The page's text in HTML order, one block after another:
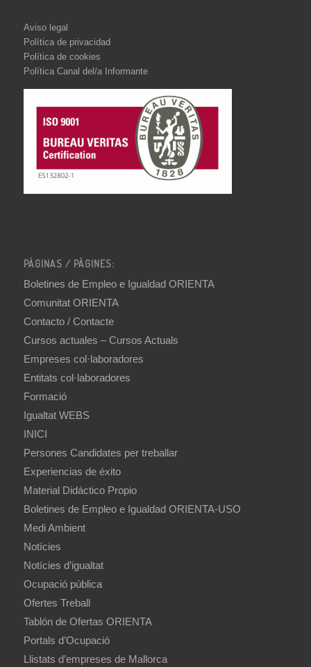
Aviso legal
Política de privacidad
Política de cookies
Política Canal del/a Informante
PÁGINAS / PÀGINES:
Boletines de Empleo e Igualdad ORIENTA
Comunitat ORIENTA
Contacto / Contacte
Cursos actuales – Cursos Actuals
Empreses col·laboradores
Entitats col·laboradores
Formació
Igualtat WEBS
INICI
Persones Candidates per treballar
Experiencias de éxito
Material Didáctico Propio
Boletines de Empleo e Igualdad ORIENTA-USO
Medi Ambient
Notícies
Notícies d’igualtat
Ocupació pública
Ofertes Treball
Tablón de Ofertas ORIENTA
Portals d’Ocupació
Llistats d’empreses de Mallorca